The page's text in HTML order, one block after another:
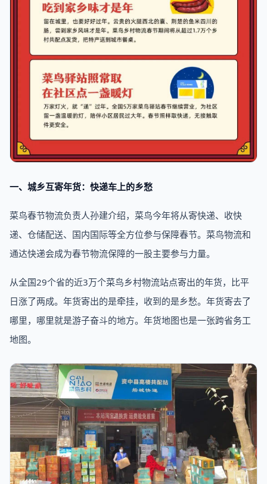
一、城乡互寄年货：快递车上的乡愁
菜鸟春节物流负责人孙建介绍，菜鸟今年将从寄快递、收快
递、仓储配送、国内国际等全方位参与保障春节。菜鸟物流和
通达快递会成为春节物流保障的一股主要参与力量。
从全国29个省的近3万个菜鸟乡村物流站点寄出的年货，比平
日涨了两成。年货寄出的是牵挂，收到的是乡愁。年货寄去了
哪里，哪里就是游子奋斗的地方。年货地图也是一张跨省务工
地图。